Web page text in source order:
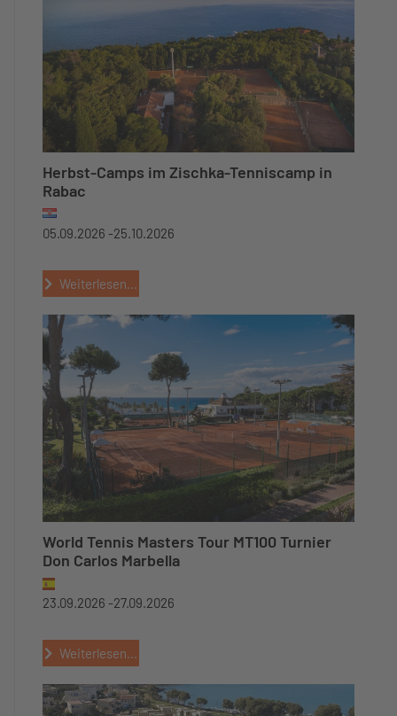
Herbst-Camps im Zischka-Tenniscamp in
Rabac
05.09.2026 -25.10.2026
Weiterlesen...
World Tennis Masters Tour MT100 Turnier
Don Carlos Marbella
23.09.2026 -27.09.2026
Weiterlesen...